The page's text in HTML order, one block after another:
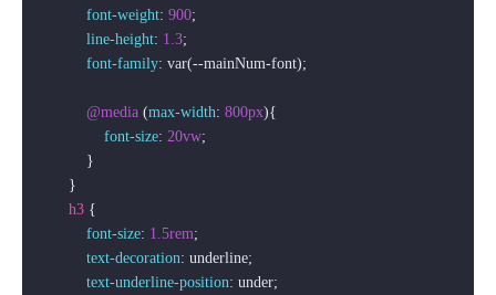
font-weight: 900;
line-height: 1.3;
font-family: var(--mainNum-font);
@media (max-width: 800px){
font-size: 20vw;
            }
        }
h3 {
font-size: 1.5rem;
text-decoration: underline;
text-underline-position: under;